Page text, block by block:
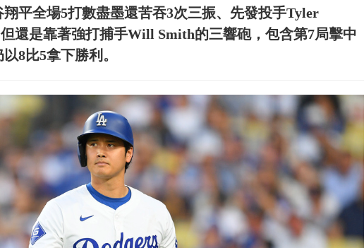
平全場5打數盡墨還苦吞3次三振、先發投手Tyler
還是靠著強打捕手Will Smith的三響砲，包含第7局擊中
8比5拿下勝利。